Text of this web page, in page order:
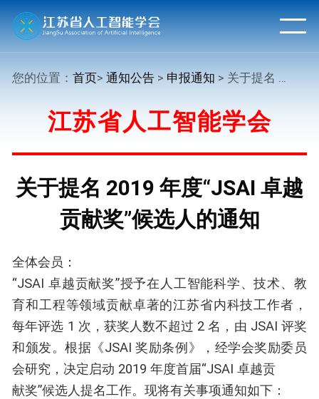
您的位置：首页>通知公告 > 申报通知 > 关于提名 2019 年度“JSAI 卓越贡献奖”候选人的通知
江苏省人工智能学会
关于提名 2019 年度“JSAI 卓越
贡献奖”候选人的通知
全体会员：
“JSAI 卓越贡献奖”授予在人工智能科学、技术、教
育和工程等领域贡献卓著的江苏省内科技工作者，
每年评选 1 次，获奖人数不超过 2 名，由 JSAI 评奖
和颁发。根据《JSAI 奖励条例》，经学会奖励委员
会研究，决定启动 2019 年度首届“JSAI 卓越贡
献奖”候选人提名工作。现将有关事项通知如下：